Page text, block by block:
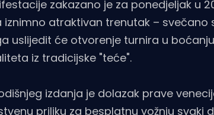
zakazano je za ponedjeljak u
iznimno atraktivan trenutak –
uslijedit će otvorenje turnira u
iz tradicijske "teće".
izdanja je dolazak prave
priliku za besplatnu vožnju